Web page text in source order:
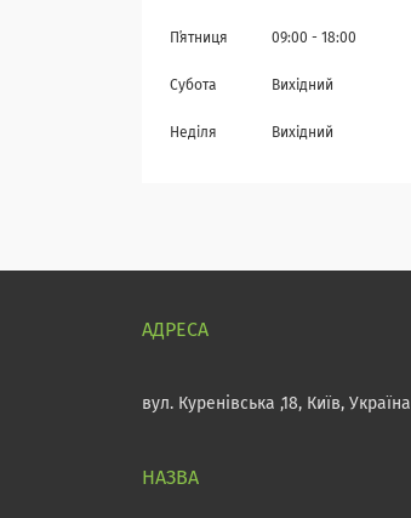
Пʼятниця 09:00 18:00
Субота Вихідний
Неділя Вихідний
вул. Куренівська ,18, Київ, Україна